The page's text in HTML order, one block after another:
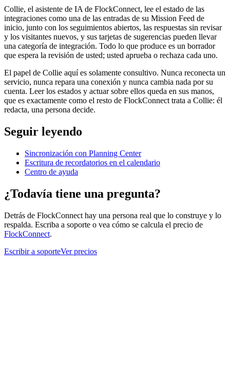
Collie, el asistente de IA de FlockConnect, lee el estado de las
integraciones como una de las entradas de su Mission Feed de
inicio, junto con los seguimientos abiertos, las respuestas sin revisar
y los visitantes nuevos, y sus tarjetas de sugerencias pueden llevar
una categoría de integración. Todo lo que produce es un borrador
que espera la revisión de usted; usted aprueba o rechaza cada uno.
El papel de Collie aquí es solamente consultivo. Nunca reconecta un
servicio, nunca repara una conexión y nunca cambia nada por su
cuenta. Leer los estados y actuar sobre ellos queda en sus manos,
que es exactamente como el resto de FlockConnect trata a Collie: él
redacta, una persona decide.
Seguir leyendo
Sincronización con Planning Center
Escritura de recordatorios en el calendario
Centro de ayuda
¿Todavía tiene una pregunta?
Detrás de FlockConnect hay una persona real que lo construye y lo
respalda. Escriba a soporte o vea cómo se calcula el precio de
FlockConnect.
Escribir a soporteVer precios